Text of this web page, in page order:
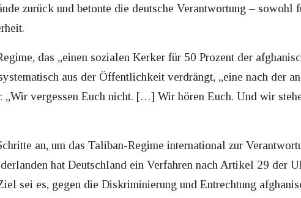
zurück und betonte die deutsche Verantwortung – sowohl
das „einen sozialen Kerker für 50 Prozent der
aus der Öffentlichkeit verdrängt, „eine nach der
vergessen Euch nicht. […] Wir hören Euch. Und wir
an, um das Taliban-Regime international zur
hat Deutschland ein Verfahren nach Artikel 29 der
sei es, gegen die Diskriminierung und Entrechtung